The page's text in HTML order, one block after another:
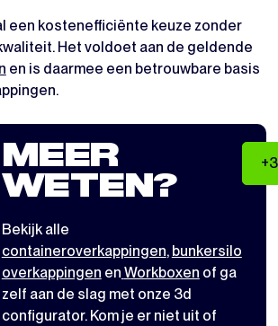
een kostenefficiënte keuze zonder
Het voldoet aan de geldende
en is daarmee een betrouwbare basis
MEER
WETEN?
Bekijk alle
containeroverkappingen, bunkersilo
overkappingen en Workboxen of ga
zelf aan de slag met onze 3d
configurator. Kom je er niet uit of